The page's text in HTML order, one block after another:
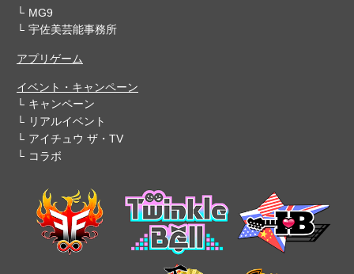
MG9
宇佐美芸能事務所
アプリゲーム
イベント・キャンペーン
キャンペーン
リアルイベント
アイチュウ ザ・TV
コラボ